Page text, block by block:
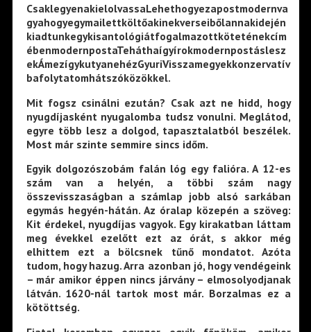
CsaklegyenakielolvassaLehethogyezapostmodernva
gyahogyegymailettköltőakinekverseibőlannakidején
kiadtunkegykisantológiátfogalmazottköteténekcím
ébenmodernpostaTeháthaígyírokmodernpostáslesz
ekÁmezígykutyanehézGyuriVisszamegyekkonzervatív
bafolytatomhátszóközökkel.
Mit fogsz csinálni ezután? Csak azt ne hidd, hogy
nyugdíjasként nyugalomba tudsz vonulni. Meglátod,
egyre több lesz a dolgod, tapasztalatból beszélek.
Most már szinte semmire sincs időm.
Egyik dolgozószobám falán lóg egy falióra. A 12-es
szám van a helyén, a többi szám nagy
összevisszaságban a számlap jobb alsó sarkában
egymás hegyén-hátán. Az óralap közepén a szöveg:
Kit érdekel, nyugdíjas vagyok. Egy kirakatban láttam
meg évekkel ezelőtt ezt az órát, s akkor még
elhittem ezt a bölcsnek tűnő mondatot. Azóta
tudom, hogy hazug. Arra azonban jó, hogy vendégeink
– már amikor éppen nincs járvány – elmosolyodjanak
látván. 1620-nál tartok most már. Borzalmas ez a
kötöttség.